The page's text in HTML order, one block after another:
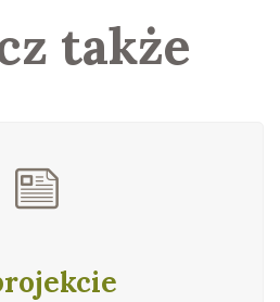
także